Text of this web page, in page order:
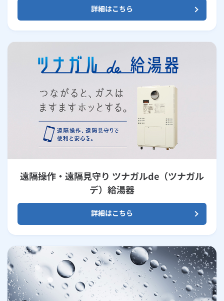
詳細はこちら
遠隔操作・遠隔見守り ツナガルde（ツナガル
デ）給湯器
詳細はこちら